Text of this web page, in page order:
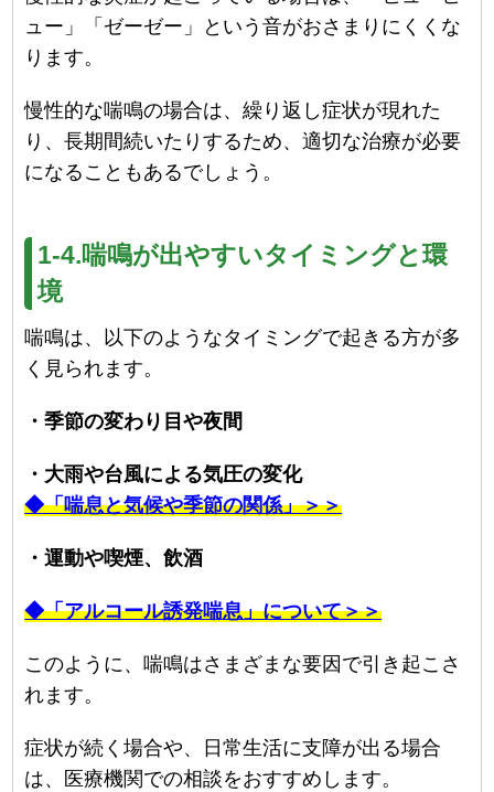
ュー」「ゼーゼー」という音がおさまりにくくな
ります。
慢性的な喘鳴の場合は、繰り返し症状が現れた
り、長期間続いたりするため、適切な治療が必要
になることもあるでしょう。
1-4.喘鳴が出やすいタイミングと環
境
喘鳴は、以下のようなタイミングで起きる方が多
く見られます。
・季節の変わり目や夜間
・大雨や台風による気圧の変化
◆「喘息と気候や季節の関係」＞＞
・運動や喫煙、飲酒
◆「アルコール誘発喘息」について＞＞
このように、喘鳴はさまざまな要因で引き起こさ
れます。
症状が続く場合や、日常生活に支障が出る場合
は、医療機関での相談をおすすめします。